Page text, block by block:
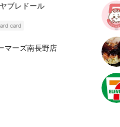
ブレドール
card
マーズ南長野店